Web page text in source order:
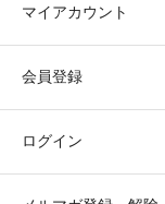
マイアカウント
会員登録
ログイン